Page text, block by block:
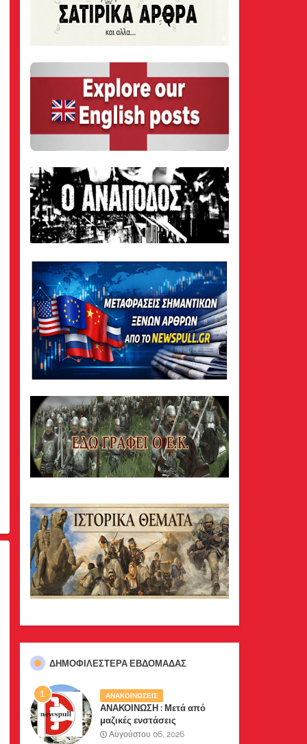
ΔΗΜΟΦΙΛΈΣΤΕΡΑ ΕΒΔΟΜΆΔΑΣ
ΑΝΑΚΟΙΝΩΣΕΙΣ
ΑΝΑΚΟΙΝΩΣΗ : Μετά από
μαζικές ενστάσεις
αναγνωστών μας, το site μας
Αυγούστου 06, 2026